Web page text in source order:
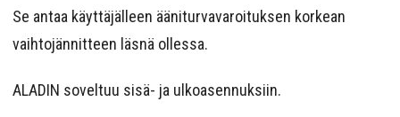
Se antaa käyttäjälleen ääniturvavaroituksen korkean
vaihtojännitteen läsnä ollessa.
ALADIN soveltuu sisä- ja ulkoasennuksiin.